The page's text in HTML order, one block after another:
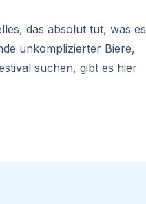
das absolut tut, was es
unkomplizierter Biere,
suchen, gibt es hier